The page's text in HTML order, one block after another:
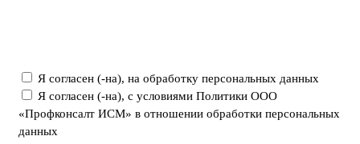
Я согласен (-на), на обработку персональных данных
Я согласен (-на), с условиями Политики ООО
«Профконсалт ИСМ» в отношении обработки персональных
данных